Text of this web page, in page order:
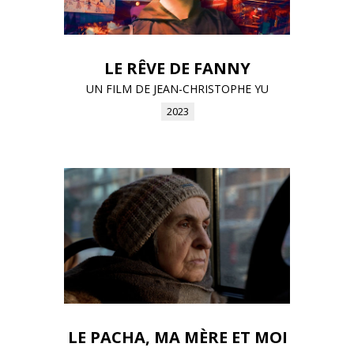
LE RÊVE DE FANNY
UN FILM DE JEAN-CHRISTOPHE YU
2023
LE PACHA, MA MÈRE ET MOI